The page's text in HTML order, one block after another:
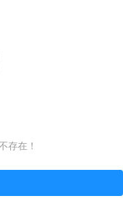
存在！